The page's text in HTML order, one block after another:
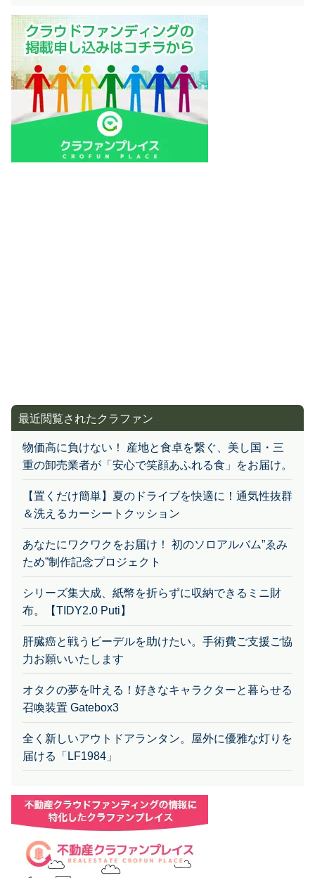
最近閲覧されたクラファン
物価高に負けない！ 産地と食卓を繋ぐ、美し国・三
重の卸売業者が「安心で笑顔あふれる食」をお届け。
【置くだけ簡単】夏のドライブを快適に！通気性抜群
＆洗えるカーシートクッション
あなたにワクワクをお届け！ 初のソロアルバム”ゑみ
ため”制作記念プロジェクト
シリーズ集大成、紙幣を折らずに収納できるミニ財
布。【TIDY2.0 Puti】
肝臓癌と戦うビーデルを助けたい。手術費ご支援ご協
力お願いいたします
オタクの夢を叶える！好きなキャラクターと暮らせる
召喚装置 Gatebox3
全く新しいアウトドアランタン。屋外に優雅な灯りを
届ける「LF1984」